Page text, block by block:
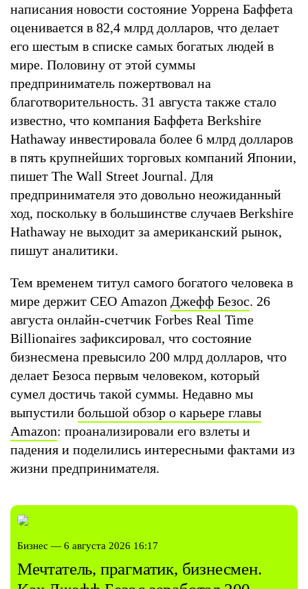
написания новости состояние Уоррена Баффета
оценивается в 82,4 млрд долларов, что делает
его шестым в списке самых богатых людей в
мире. Половину от этой суммы
предприниматель пожертвовал на
благотворительность. 31 августа также стало
известно, что компания Баффета Berkshire
Hathaway инвестировала более 6 млрд долларов
в пять крупнейших торговых компаний Японии,
пишет The Wall Street Journal. Для
предпринимателя это довольно неожиданный
ход, поскольку в большинстве случаев Berkshire
Hathaway не выходит за американский рынок,
пишут аналитики.
Тем временем титул самого богатого человека в
мире держит СЕО Amazon Джефф Безос. 26
августа онлайн-счетчик Forbes Real Time
Billionaires зафиксировал, что состояние
бизнесмена превысило 200 млрд долларов, что
делает Безоса первым человеком, который
сумел достичь такой суммы. Недавно мы
выпустили большой обзор о карьере главы
Amazon: проанализировали его взлеты и
падения и поделились интересными фактами из
жизни предпринимателя.
Бизнес — 6 августа 2026 16:17
Мечтатель, прагматик, бизнесмен.